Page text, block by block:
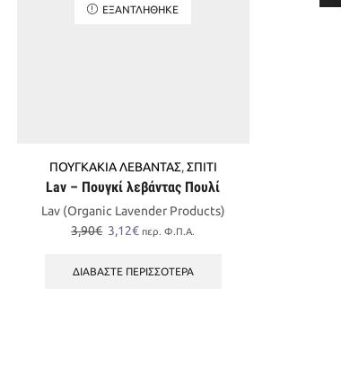
ΕΞΑΝΤΛΉΘΗΚΕ
ΠΟΥΓΚΑΚΙΑ ΛΕΒΑΝΤΑΣ,ΣΠΙΤΙ
Lav – Πουγκί λεβάντας Πουλί
Lav (Organic Lavender Products)
3,90€ Original
was:
3,12€Η
τιμή
περ. Φ.Π.Α.
ΔΙΑΒΆΣΤΕ ΠΕΡΙΣΣΌΤΕΡΑ